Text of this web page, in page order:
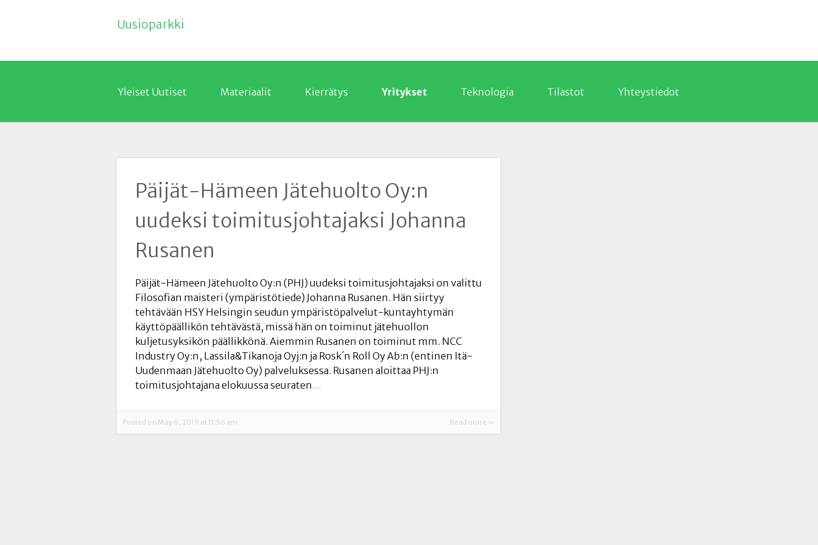
Uusioparkki
Yleiset Uutiset Materiaalit Kierrätys Yritykset Teknologia Tilastot Yhteystiedot
Päijät-Hämeen Jätehuolto Oy:n
uudeksi toimitusjohtajaksi Johanna
Rusanen
Päijät-Hämeen Jätehuolto Oy:n (PHJ) uudeksi toimitusjohtajaksi on valittu
Filosofian maisteri (ympäristötiede) Johanna Rusanen. Hän siirtyy
tehtävään HSY Helsingin seudun ympäristöpalvelut-kuntayhtymän
käyttöpäällikön tehtävästä, missä hän on toiminut jätehuollon
kuljetusyksikön päällikkönä. Aiemmin Rusanen on toiminut mm. NCC
Industry Oy:n, Lassila&Tikanoja Oyj:n ja Rosk´n Roll Oy Ab:n (entinen Itä-
Uudenmaan Jätehuolto Oy) palveluksessa. Rusanen aloittaa PHJ:n
toimitusjohtajana elokuussa seuraten…
Posted on May 6, 2019 at 11:56 am Read more »